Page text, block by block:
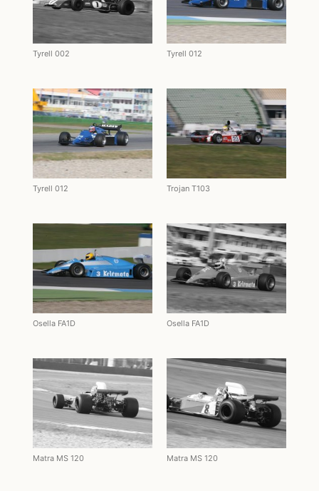
Tyrell 002 Tyrell 012
Tyrell 012 Trojan T103
Osella FA1D Osella FA1D
Matra MS 120 Matra MS 120